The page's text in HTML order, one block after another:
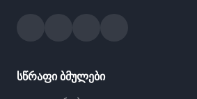
სწრაფი ბმულები